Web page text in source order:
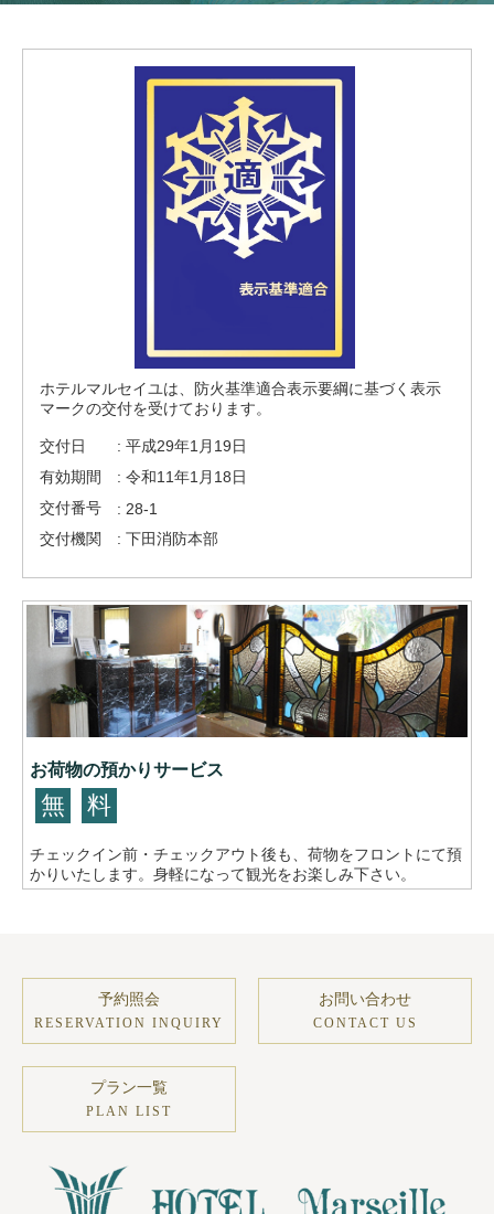
ホテルマルセイユは、防火基準適合表示要綱に基づく表示
マークの交付を受けております。
交付日
: 平成29年1月19日
有効期間
: 令和11年1月18日
交付番号
: 28-1
交付機関
: 下田消防本部
お荷物の預かりサービス
無 料
チェックイン前・チェックアウト後も、荷物をフロントにて預
かりいたします。身軽になって観光をお楽しみ下さい。
予約照会
RESERVATION INQUIRY
お問い合わせ
CONTACT US
プラン一覧
PLAN LIST